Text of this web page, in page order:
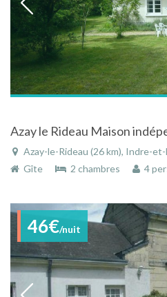
Azay-le-Rideau (26 km), Indre-
Gîte
2 chambres 4
46€/nuit